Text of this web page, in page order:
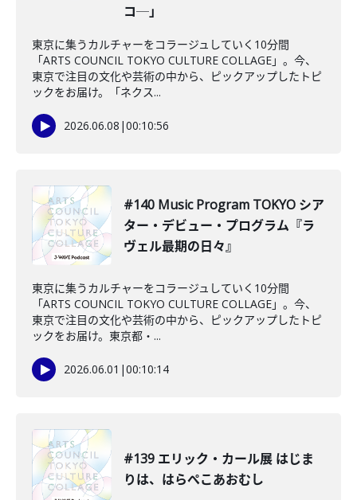
コ─」
東京に集うカルチャーをコラージュしていく10分間
「ARTS COUNCIL TOKYO CULTURE COLLAGE」。今、
東京で注目の文化や芸術の中から、ピックアップしたトピ
ックをお届け。「ネクス...
2026.06.08 |00:10:56
#140 Music Program TOKYO シア
ター・デビュー・プログラム『ラ
ヴェル最期の日々』
東京に集うカルチャーをコラージュしていく10分間
「ARTS COUNCIL TOKYO CULTURE COLLAGE」。今、
東京で注目の文化や芸術の中から、ピックアップしたトピ
ックをお届け。東京都・...
2026.06.01 |00:10:14
#139 エリック・カール展 はじま
りは、はらぺこあおむし